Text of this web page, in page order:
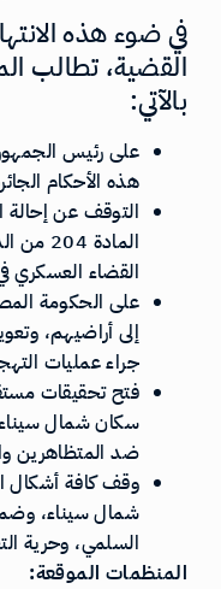
في ضوء هذه
القضية، تطالب
بالآتي:
على رئيس
هذه الأحكام
التوقف عن إحالة
القضاء العسكري
على الحكومة
إلى أراضيهم،
جراء عمليات
فتح تحقيقات
سكان شمال
ضد المتظاهرين
وقف كافة أشكال
شمال سيناء،
السلمي، وحرية
المنظمات الموقعة: